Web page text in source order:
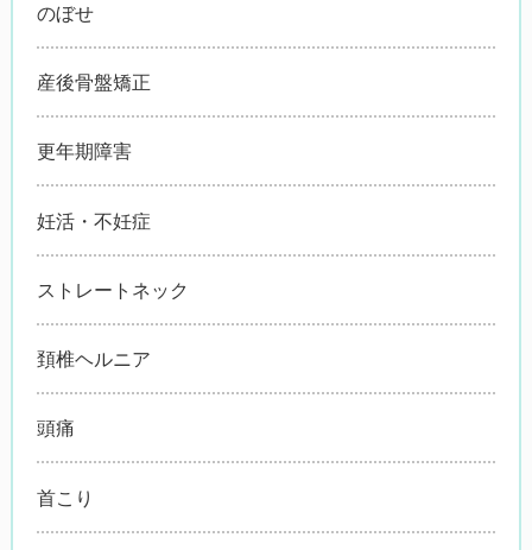
のぼせ
産後骨盤矯正
更年期障害
妊活・不妊症
ストレートネック
頚椎ヘルニア
頭痛
首こり